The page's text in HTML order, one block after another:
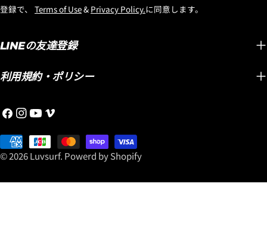
邮
登録で、 Terms of Use& Privacy Policy.に同意します。
LINEの友達登録
利用規約・ポリシー
Facebook
Instagram
YouTube
维
奥
© 2026Luvsurf. Powerd by Shopify
付
式